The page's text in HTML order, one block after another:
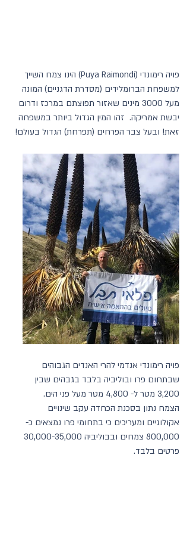
פויה רימונדי (Puya Raimondi) הינו צמח השייך
למשפחת הברומלידים (מסדרת הדגניים) המונה
מעל 3000 מינים שאזור תפוצתם במרכז ודרום
יבשת אמריקה.  זהו המין הגדול ביותר במשפחה
זאת! ובעל צבר הפרחים (תפרחת) הגדול בעולם!
פויה רימונדי אנדמי להרי האנדים הגבוהים
שבתחום פרו ובוליביה בלבד בגבהים שבין
3,200 מטר ל- 4,800 מטר מעל פני הים.
הצמח נתון בסכנת הכחדה עקב שינויים
אקולוגיים ומעריכים כי בתחומי פרו נמצאים כ-
פרטים בלבד.